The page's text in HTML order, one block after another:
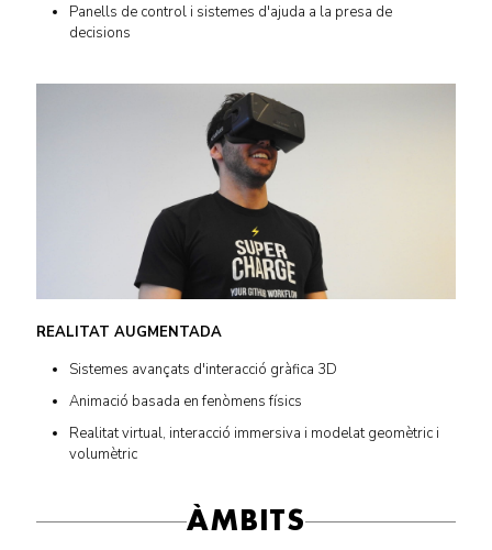
Panells de control i sistemes d'ajuda a la presa de
decisions
REALITAT AUGMENTADA
Sistemes avançats d'interacció gràfica 3D
Animació basada en fenòmens físics
Realitat virtual, interacció immersiva i modelat geomètric i
volumètric
ÀMBITS